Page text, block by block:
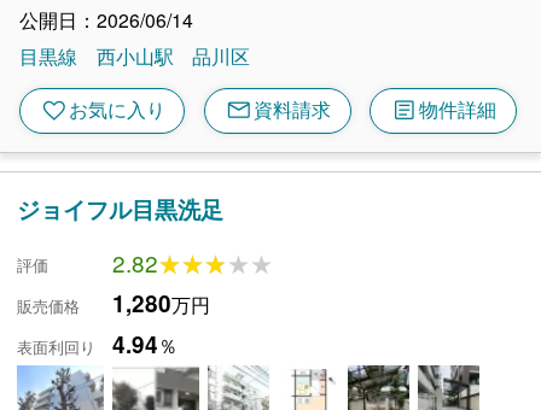
公開日：2026/06/14
目黒線
西小山駅 品川区
favoriteお気に入り mail資料請求 article物件詳細
ジョイフル目黒洗足
評価 2.82★★★★★
★★★★★
販売価格 1,280万円
表面利回り 4.94％